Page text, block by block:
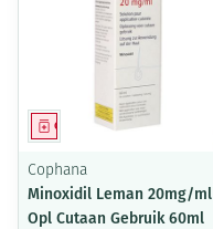
Geneesmiddel
Cophana
Minoxidil Leman 20mg/ml
Opl Cutaan Gebruik 60ml